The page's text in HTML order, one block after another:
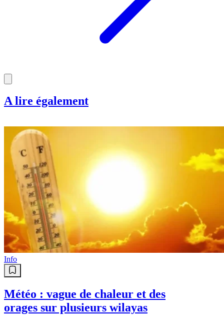
A lire également
Info
Météo : vague de chaleur et des
orages sur plusieurs wilayas